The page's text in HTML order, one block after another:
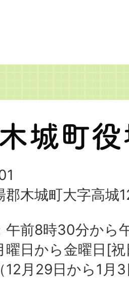
郡木城町大字高城
午前8時30分から
曜日から金曜日[
12月29日から1月